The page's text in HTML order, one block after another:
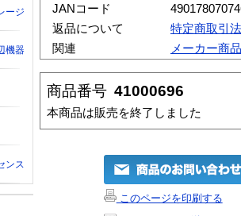
JANコード
返品について
特定商取引
関連
メーカー商
商品番号 41000696
本商品は販売を終了しました
このページを印刷する
ージ
機器
ンス